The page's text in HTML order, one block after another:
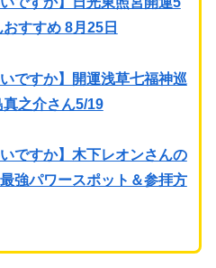
すすめ 8月25日
ですか】開運浅草七福神巡
之介さん5/19
ですか】木下レオンさんの
強パワースポット＆参拝方